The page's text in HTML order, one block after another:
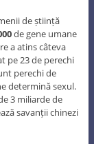
de știință
de gene umane
a atins câteva
pe 23 de perechi
perechi de
determină sexul.
3 miliarde de
savanții chinezi